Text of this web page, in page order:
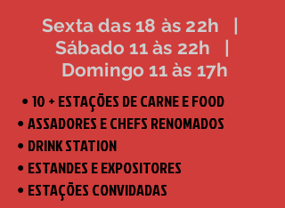
Sexta das 18 às 22h |
Sábado 11 às 22h |
Domingo 11 às 17h
• 10 + ESTAÇÕES DE CARNE E FOOD
• ASSADORES E CHEFS RENOMADOS
• DRINK STATION
• ESTANDES E EXPOSITORES
• ESTAÇÕES CONVIDADAS